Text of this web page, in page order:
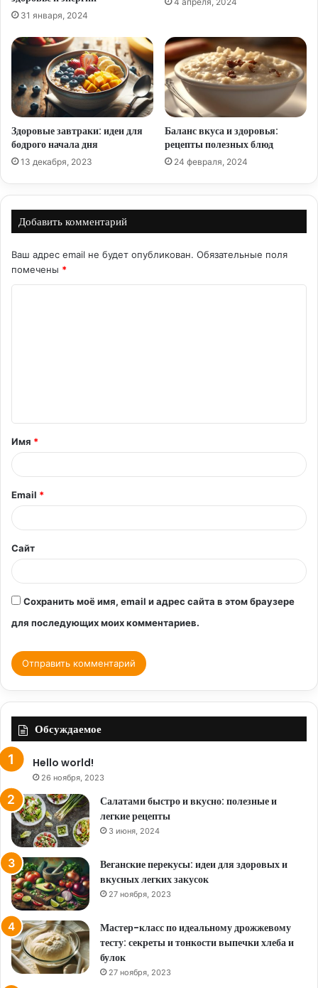
31 января, 2024
Здоровые завтраки: идеи для
бодрого начала дня
13 декабря, 2023
Баланс вкуса и здоровья:
рецепты полезных блюд
24 февраля, 2024
Добавить комментарий
Ваш адрес email не будет опубликован. Обязательные поля
помечены *
т
а
р
й
*
Имя *
Email *
Сайт
Сохранить моё имя, email и адрес сайта в этом браузере
для последующих моих комментариев.
Обсуждаемое
Hello world!
26 ноября, 2023
Салатами быстро и вкусно: полезные и
легкие рецепты
3 июня, 2024
Веганские перекусы: идеи для здоровых и
вкусных легких закусок
27 ноября, 2023
Мастер-класс по идеальному дрожжевому
тесту: секреты и тонкости выпечки хлеба и
булок
27 ноября, 2023